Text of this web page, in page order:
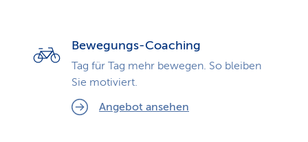
Bewegungs-Coaching
Tag für Tag mehr bewegen. So bleiben
Sie motiviert.
Angebot ansehen